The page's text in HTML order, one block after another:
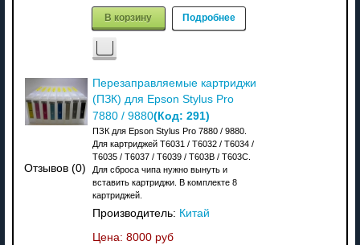
В корзину Подробнее
Отзывов (0)
Перезаправляемые картриджи
(ПЗК) для Epson Stylus Pro
7880 / 9880(Код: 291)
ПЗК для Epson Stylus Pro 7880 / 9880.
Для картриджей T6031 / T6032 / T6034 /
T6035 / T6037 / T6039 / T603B / T603C.
Для сброса чипа нужно вынуть и
вставить картриджи. В комплекте 8
картриджей.
Производитель: Китай
Цена: 8000 руб